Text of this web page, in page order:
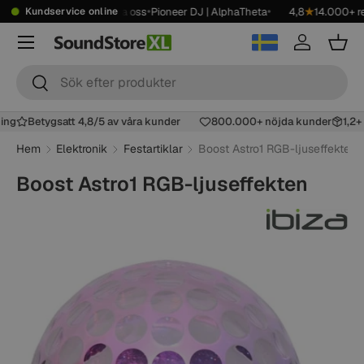
Kundservice online
kr Showroom•Kontakta oss•Pioneer DJ | AlphaTheta• 4,8★14.000+
Sök
Sök
Logga inKorg
Meny
Betygsatt 4,8/5 av våra kunder 800.000+ nöjda kunder
Hem Elektronik Festartiklar Boost Astro1 RGB-ljuseffekten
Boost Astro1 RGB-ljuseffekten